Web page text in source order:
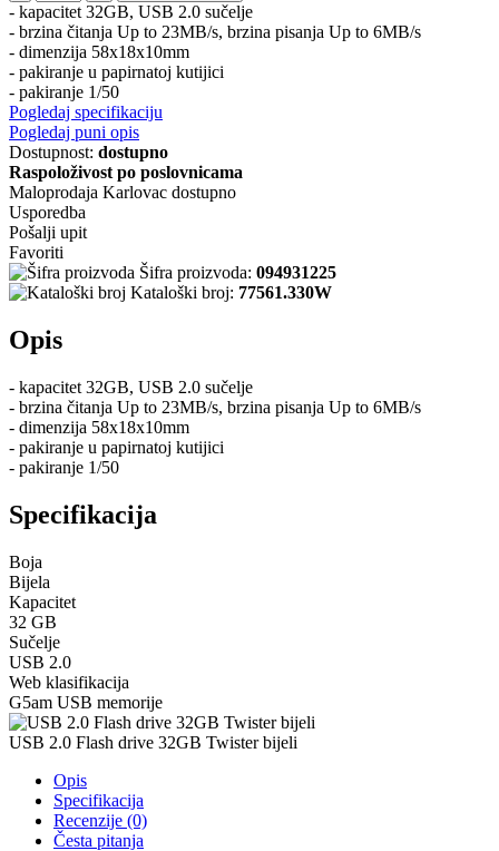
- kapacitet 32GB, USB 2.0 sučelje
- brzina čitanja Up to 23MB/s, brzina pisanja Up to 6MB/s
- dimenzija 58x18x10mm
- pakiranje u papirnatoj kutijici
- pakiranje 1/50
Pogledaj specifikaciju
Pogledaj puni opis
Dostupnost: dostupno
Raspoloživost po poslovnicama
Maloprodaja Karlovac dostupno
Usporedba
Pošalji upit
Favoriti
Šifra proizvoda: 094931225
Kataloški broj: 77561.330W
Opis
- kapacitet 32GB, USB 2.0 sučelje
- brzina čitanja Up to 23MB/s, brzina pisanja Up to 6MB/s
- dimenzija 58x18x10mm
- pakiranje u papirnatoj kutijici
- pakiranje 1/50
Specifikacija
Boja
Bijela
Kapacitet
32 GB
Sučelje
USB 2.0
Web klasifikacija
G5am USB memorije
USB 2.0 Flash drive 32GB Twister bijeli
Opis
Specifikacija
Recenzije (0)
Česta pitanja